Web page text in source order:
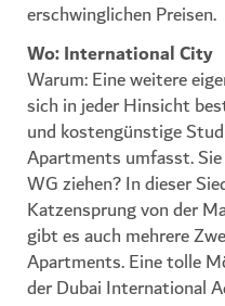
erschwinglichen Preisen.
Wo: International City
Warum: Eine weitere
sich in jeder Hinsicht
und kostengünstige
Apartments umfasst.
WG ziehen? In dieser
Katzensprung von der
gibt es auch mehrere
Apartments. Eine tolle
der Dubai International